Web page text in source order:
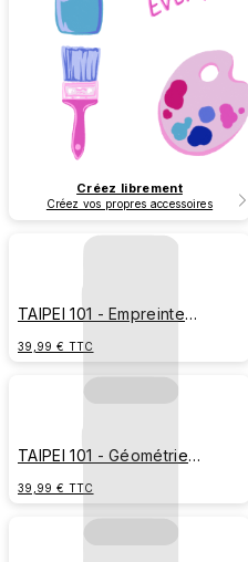
Créez librement
Créez vos propres accessoires
TAIPEI 101 - Empreinte
39,99 € TTC
TAIPEI 101 - Géométrie
39,99 € TTC